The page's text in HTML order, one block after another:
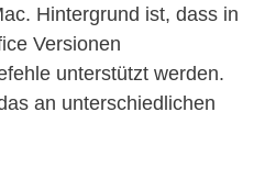
Hintergrund ist, dass in
Versionen
unterstützt werden.
an unterschiedlichen